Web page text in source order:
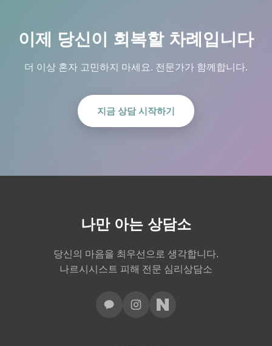
이제 당신이 회복할 차례입니다
더 이상 혼자 고민하지 마세요. 전문가가 함께합니다.
지금 상담 시작하기
나만 아는 상담소
당신의 마음을 최우선으로 생각합니다.
나르시시스트 피해 전문 심리상담소